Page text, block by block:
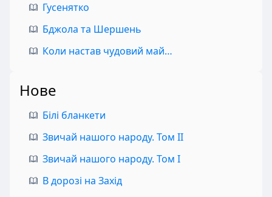
Гусенятко
Бджола та Шершень
Коли настав чудовий май…
Нове
Білі бланкети
Звичай нашого народу. Том II
Звичай нашого народу. Том I
В дорозі на Захід